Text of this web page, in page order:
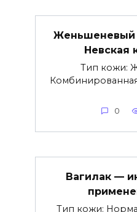
Женьшеневый
Невская
Тип кожи:
0
Вагилак —
Тип кожи: